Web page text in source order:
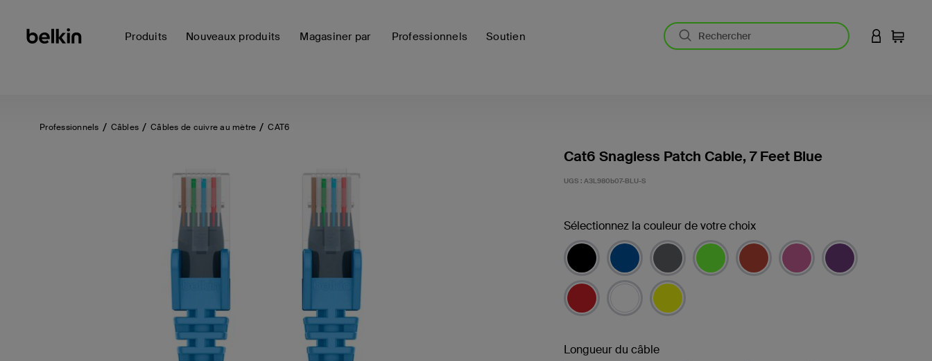
Produits Nouveaux produits Magasiner par Professionnels Soutien Panier
Professionnels Câbles Câbles de cuivre au mètre CAT6
Cat6 Snagless Patch Cable, 7 Feet Blue
UGS : A3L980b07-BLU-S
Sélectionnez la couleur de votre choix
Longueur du câble